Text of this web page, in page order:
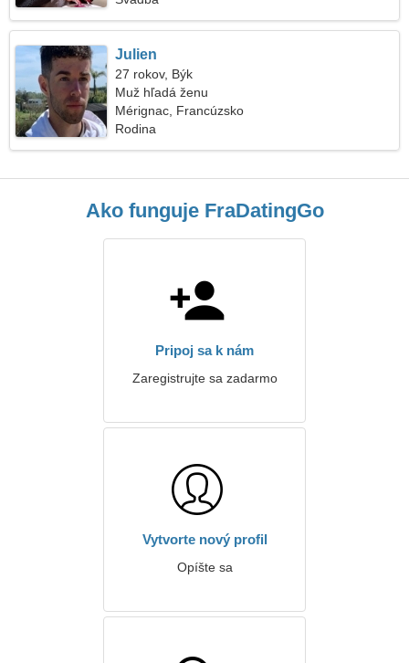
Julien
27 rokov, Býk
Muž hľadá ženu
Mérignac, Francúzsko
Rodina
Ako funguje FraDatingGo
Pripoj sa k nám
Zaregistrujte sa zadarmo
Vytvorte nový profil
Opíšte sa